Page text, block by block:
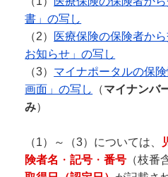
書」の写し
（2）
医療保険の保険者か
お知らせ」の写し
（3） マイナポータルの保
画面」の写し
（マイナンバ
み）
（1）～（3）については、
険者名 ・記号 ・番号 （枝番